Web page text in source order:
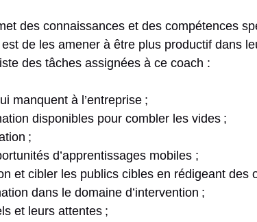
des connaissances et des compétences
de les amener à être plus productif dans
des tâches assignées à ce coach :
manquent à l’entreprise ;
disponibles pour combler les vides ;
;
d’apprentissages mobiles ;
et cibler les publics cibles en rédigeant des
dans le domaine d’intervention ;
et leurs attentes ;